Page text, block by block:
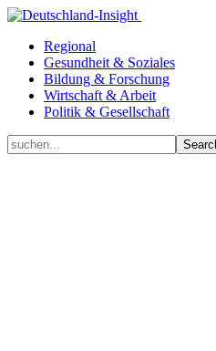
Regional
Gesundheit & Soziales
Bildung & Forschung
Wirtschaft & Arbeit
Politik & Gesellschaft